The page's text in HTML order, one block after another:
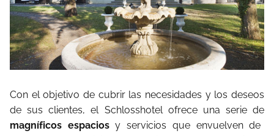
Con el objetivo de cubrir las necesidades y los deseos
de sus clientes, el Schlosshotel ofrece una serie de
magníficos espaciosy servicios que envuelven de